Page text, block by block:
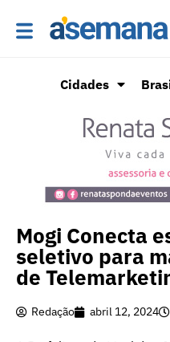
Cidades
Mogi Conecta
seletivo para
de
Redação abril 12, 2024